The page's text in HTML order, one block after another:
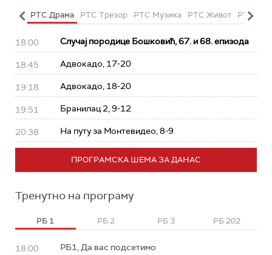
РТС Драма РТС Трезор РТС Музика РТС Живот РТС
18:00 Случај породице Бошковић, 67. и 68. епизода
18:45 Адвокадо, 17-20
19:18 Адвокадо, 18-20
19:51 Бранилац 2, 9-12
20:38 На путу за Монтевидео, 8-9
ПРОГРАМСКА ШЕМА ЗА ДАНАС
Тренутно на програму
РБ 1 РБ 2 РБ 3 РБ 202
18:00 РБ1, Да вас подсетимо